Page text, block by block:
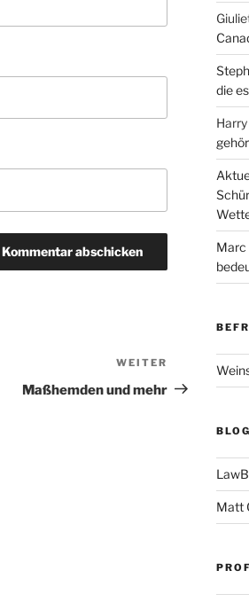
Nächster
Beitrag
WEITER
Maßhemden und mehr
die
Marc
Matt